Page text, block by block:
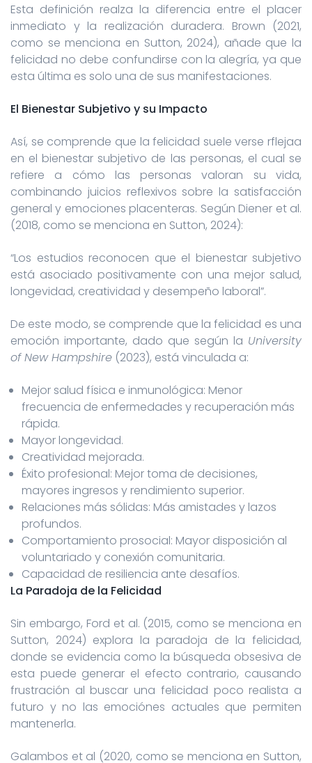
Esta definición realza la diferencia entre el placer
inmediato y la realización duradera. Brown (2021,
como se menciona en Sutton, 2024), añade que la
felicidad no debe confundirse con la alegría, ya que
esta última es solo una de sus manifestaciones.
El Bienestar Subjetivo y su Impacto
Así, se comprende que la felicidad suele verse rflejaa
en el bienestar subjetivo de las personas, el cual se
refiere a cómo las personas valoran su vida,
combinando juicios reflexivos sobre la satisfacción
general y emociones placenteras. Según Diener et al.
(2018, como se menciona en Sutton, 2024):
“Los estudios reconocen que el bienestar subjetivo
está asociado positivamente con una mejor salud,
longevidad, creatividad y desempeño laboral”.
De este modo, se comprende que la felicidad es una
emoción importante, dado que según la University
of New Hampshire (2023), está vinculada a:
Mejor salud física e inmunológica: Menor
frecuencia de enfermedades y recuperación más
rápida.
Mayor longevidad.
Creatividad mejorada.
Éxito profesional: Mejor toma de decisiones,
mayores ingresos y rendimiento superior.
Relaciones más sólidas: Más amistades y lazos
profundos.
Comportamiento prosocial: Mayor disposición al
voluntariado y conexión comunitaria.
Capacidad de resiliencia ante desafíos.
La Paradoja de la Felicidad
Sin embargo, Ford et al. (2015, como se menciona en
Sutton, 2024) explora la paradoja de la felicidad,
donde se evidencia como la búsqueda obsesiva de
esta puede generar el efecto contrario, causando
frustración al buscar una felicidad poco realista a
futuro y no las emociónes actuales que permiten
mantenerla.
Galambos et al (2020, como se menciona en Sutton,